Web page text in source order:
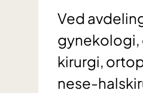
Ved
gynekologi,
kirurgi,
nese-